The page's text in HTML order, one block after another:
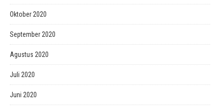
Oktober 2020
September 2020
Agustus 2020
Juli 2020
Juni 2020